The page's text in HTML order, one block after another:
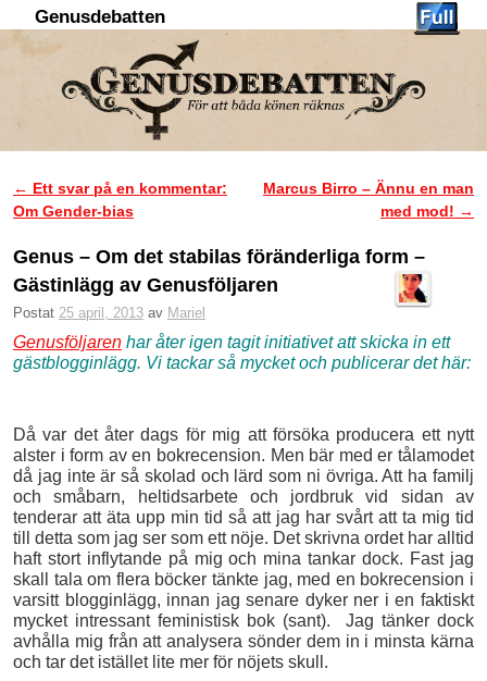
Genusdebatten
Inläggsnavigering
← Ett svar på en kommentar:
Om Gender-bias
Marcus Birro – Ännu en man
med mod! →
Genus – Om det stabilas föränderliga form –
Gästinlägg av Genusföljaren
Postat 25 april, 2013 av Mariel
Genusföljaren har åter igen tagit initiativet att skicka in ett
gästblogginlägg. Vi tackar så mycket och publicerar det här:
Då var det åter dags för mig att försöka producera ett nytt
alster i form av en bokrecension. Men bär med er tålamodet
då jag inte är så skolad och lärd som ni övriga. Att ha familj
och småbarn, heltidsarbete och jordbruk vid sidan av
tenderar att äta upp min tid så att jag har svårt att ta mig tid
till detta som jag ser som ett nöje. Det skrivna ordet har alltid
haft stort inflytande på mig och mina tankar dock. Fast jag
skall tala om flera böcker tänkte jag, med en bokrecension i
varsitt blogginlägg, innan jag senare dyker ner i en faktiskt
mycket intressant feministisk bok (sant). Jag tänker dock
avhålla mig från att analysera sönder dem in i minsta kärna
och tar det istället lite mer för nöjets skull.